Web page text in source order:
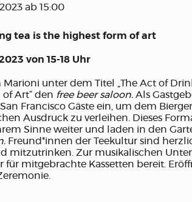
ab 15:00
tea is the highest form of art
von 15-18 Uhr
Marioni unter dem Titel „The Act of
Art“ den free beer saloon. Als
Francisco Gäste ein, um dem
Ausdruck zu verleihen. Dieses
Sinne weiter und laden in den
Freund*innen der Teekultur sind
mitzutrinken. Zur musikalischen
für mitgebrachte Kassetten bereit.